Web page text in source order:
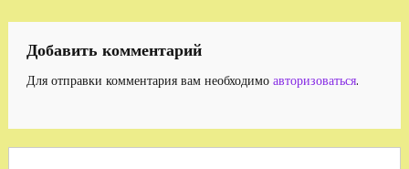
записям
Добавить комментарий
Для отправки комментария вам необходимо авторизоваться.